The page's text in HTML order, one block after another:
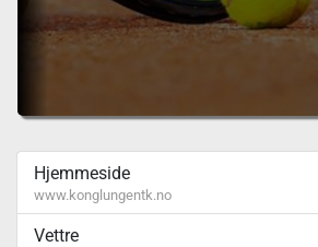
Hjemmeside
www.konglungentk.no
Vettre